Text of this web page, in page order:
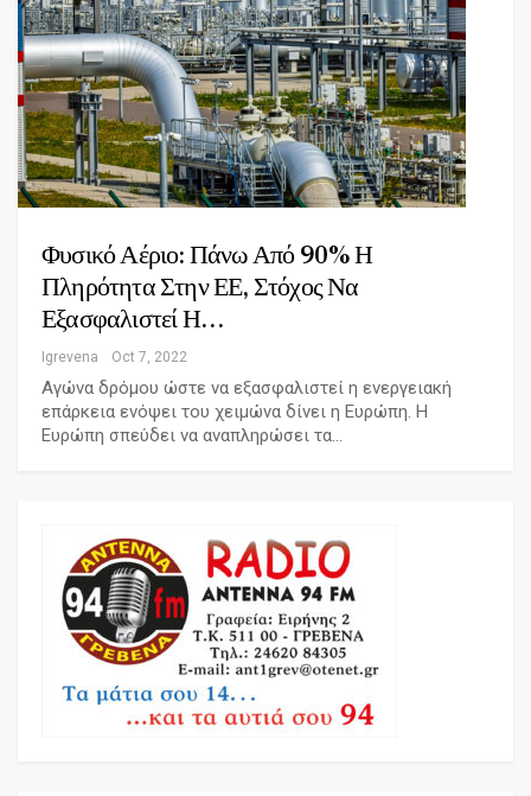
Φυσικό Αέριο: Πάνω Από 90% Η
Πληρότητα Στην ΕΕ, Στόχος Να
Εξασφαλιστεί Η…
Igrevena Oct 7, 2022
Αγώνα δρόμου ώστε να εξασφαλιστεί η ενεργειακή
επάρκεια ενόψει του χειμώνα δίνει η Ευρώπη. Η
Ευρώπη σπεύδει να αναπληρώσει τα…